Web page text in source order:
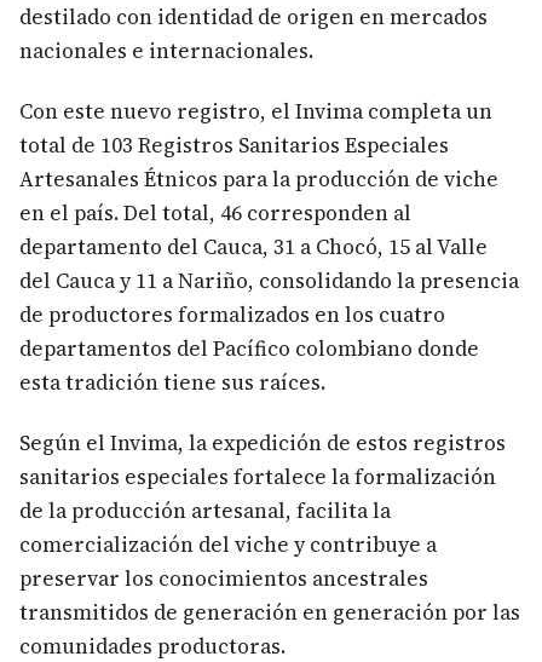
destilado con identidad de origen en mercados
nacionales e internacionales.
Con este nuevo registro, el Invima completa un
total de 103 Registros Sanitarios Especiales
Artesanales Étnicos para la producción de viche
en el país. Del total, 46 corresponden al
departamento del Cauca, 31 a Chocó, 15 al Valle
del Cauca y 11 a Nariño, consolidando la presencia
de productores formalizados en los cuatro
departamentos del Pacífico colombiano donde
esta tradición tiene sus raíces.
Según el Invima, la expedición de estos registros
sanitarios especiales fortalece la formalización
de la producción artesanal, facilita la
comercialización del viche y contribuye a
preservar los conocimientos ancestrales
transmitidos de generación en generación por las
comunidades productoras.